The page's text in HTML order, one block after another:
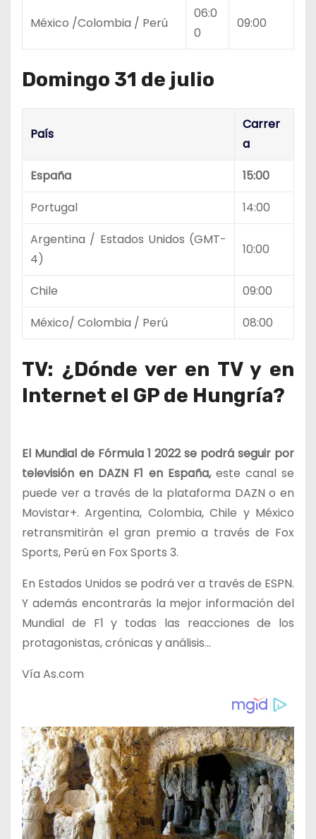
México /Colombia / Perú
06:0
0
09:00
Domingo 31 de julio
País
Carrer
a
España
15:00
Portugal
14:00
Argentina / Estados Unidos (GMT-
4)
10:00
Chile
09:00
México/ Colombia / Perú
08:00
TV: ¿Dónde ver en TV y en
Internet el GP de Hungría?
El Mundial de Fórmula 1 2022se podrá seguir por
televisión en DAZN F1 en España, este canal se
puede ver a través de la plataforma DAZN o en
Movistar+. Argentina, Colombia, Chile y México
retransmitirán el gran premio a través de Fox
Sports, Perú en Fox Sports 3.
En Estados Unidos se podrá ver a través de ESPN.
Y además encontrarás la mejor información del
Mundial de F1 y todas las reacciones de los
protagonistas, crónicas y análisis…
Vía As.com